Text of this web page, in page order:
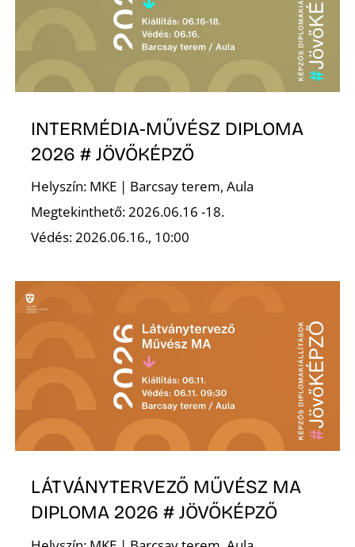
INTERMÉDIA-MŰVÉSZ DIPLOMA
2026 # JÖVŐKÉPZŐ
Helyszín: MKE | Barcsay terem, Aula
Megtekinthető: 2026.06.16 -18.
Védés: 2026.06.16., 10:00
LÁTVÁNYTERVEZŐ MŰVÉSZ MA
DIPLOMA 2026 # JÖVŐKÉPZŐ